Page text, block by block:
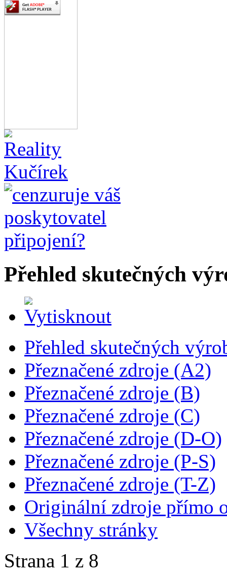
Přehled skutečných
Přehled skutečných
Přeznačené zdroje (A2)
Přeznačené zdroje (B)
Přeznačené zdroje (C)
Přeznačené zdroje (D-O)
Přeznačené zdroje (P-S)
Přeznačené zdroje (T-Z)
Originální zdroje přímo
Všechny stránky
Strana 1 z 8